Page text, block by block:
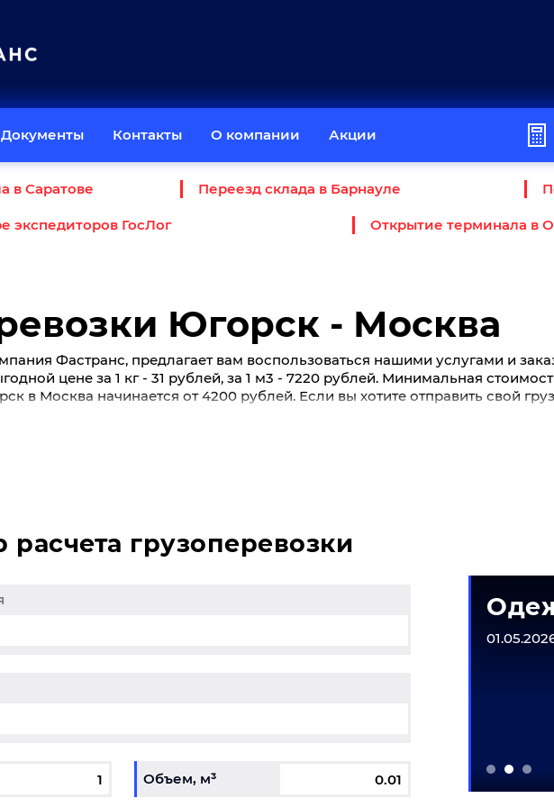
Документы Контакты О компании Акции
в Саратове Переезд склада в Барнауле
экспедиторов ГосЛог Открытие терминала в
Югорск - Москва
Фастранс, предлагает вам воспользоваться нашими услугами и
цене за 1 кг - 31 рублей, за 1 м3 - 7220 рублей. Минимальная
в Москва начинается от 4200 рублей. Если вы хотите отправить свой
расчета грузоперевозки
Объем, м³